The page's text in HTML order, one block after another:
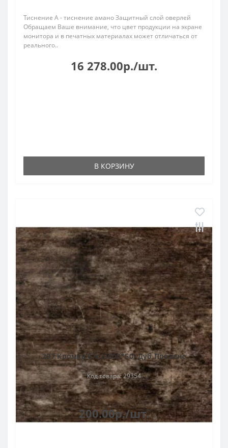
Тиснение A - тиснение амано Защитный слой оверлей
Обращаем Ваше внимание, что цвет продукции на экране
монитора и в печатных материалах может отличаться от
реального..
16 278.00р./шт.
В КОРЗИНУ
297 Кромка б/к (3000*50) Дуб Прованс
Код товара: 29354
200.00р./шт.